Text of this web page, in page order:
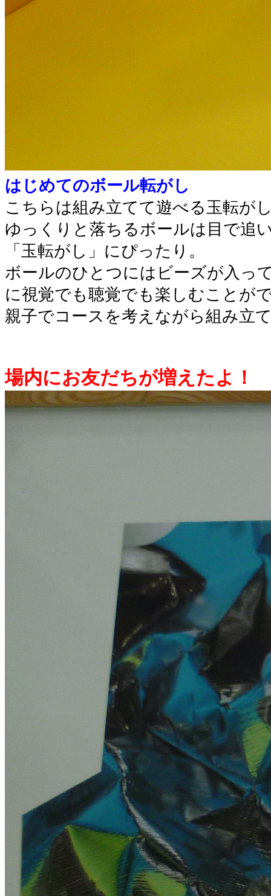
はじめてのボール転がし
こちらは組み立てて遊べる玉転が
ゆっくりと落ちるボールは目で追
「玉転がし」にぴったり。
ボールのひとつにはビーズが入っ
に視覚でも聴覚でも楽しむことが
親子でコースを考えながら組み立
場内にお友だちが増えたよ！